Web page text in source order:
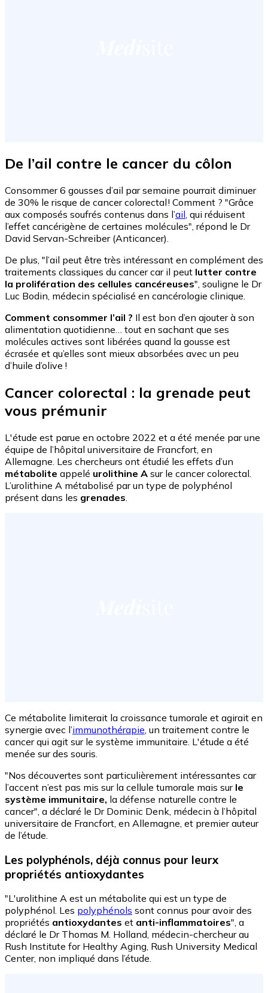
De l’ail contre le cancer du côlon
Consommer 6 gousses d’ail par semaine pourrait diminuer
de 30% le risque de cancer colorectal ! Comment ? "Grâce
aux composés soufrés contenus dans l’ail, qui réduisent
l’effet cancérigène de certaines molécules", répond le Dr
David Servan-Schreiber (Anticancer).
De plus, "l’ail peut être très intéressant en complément des
traitements classiques du cancer car il peut lutter contre
la prolifération des cellules cancéreuses", souligne le Dr
Luc Bodin, médecin spécialisé en cancérologie clinique.
Comment consommer l’ail ? Il est bon d’en ajouter à son
alimentation quotidienne… tout en sachant que ses
molécules actives sont libérées quand la gousse est
écrasée et qu’elles sont mieux absorbées avec un peu
d’huile d’olive !
Cancer colorectal : la grenade peut
vous prémunir
L'étude est parue en octobre 2022 et a été menée par une
équipe de l’hôpital universitaire de Francfort, en
Allemagne. Les chercheurs ont étudié les effets d’un
métabolite appelé urolithine A sur le cancer colorectal.
L’urolithine A métabolisé par un type de polyphénol
présent dans les grenades
Ce métabolite limiterait la croissance tumorale et agirait en
synergie avec l’immunothérapie , un traitement contre le
cancer qui agit sur le système immunitaire. L'étude a été
menée sur des souris.
"Nos découvertes sont particulièrement intéressantes car
l’accent n’est pas mis sur la cellule tumorale mais sur le
système immunitaire, la défense naturelle contre le
cancer", a déclaré le Dr Dominic Denk, médecin à l’hôpital
universitaire de Francfort, en Allemagne, et premier auteur
de l’étude.
Les polyphénols, déjà connus pour leurx
propriétés antioxydantes
"L'urolithine A est un métabolite qui est un type de
polyphénol. Les polyphénols sont connus pour avoir des
propriétés antioxydantes et anti-inflammatoires", a
déclaré le Dr Thomas M. Holland, médecin-chercheur au
Rush Institute for Healthy Aging, Rush University Medical
Center, non impliqué dans l’étude.